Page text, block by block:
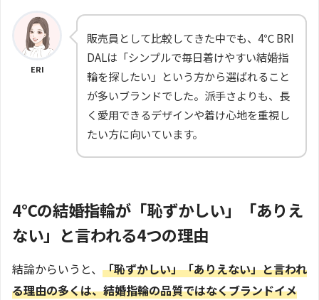
ERI
販売員として比較してきた中でも、4℃ BRI
DALは「シンプルで毎日着けやすい結婚指
輪を探したい」という方から選ばれること
が多いブランドでした。派手さよりも、長
く愛用できるデザインや着け心地を重視し
たい方に向いています。
4℃の結婚指輪が「恥ずかしい」「ありえ
ない」と言われる4つの理由
結論からいうと、 「恥ずかしい」「ありえない」と言われ
る理由の多くは、結婚指輪の品質ではなくブランドイメ